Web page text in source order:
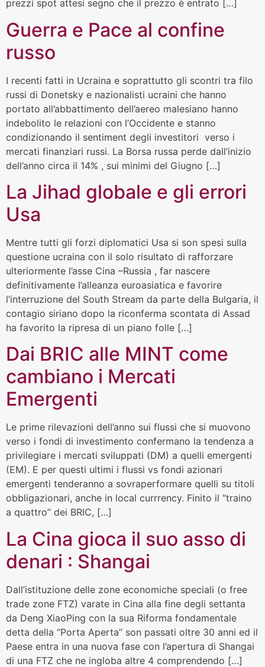
prezzi spot attesi segno che il prezzo è entrato […]
Guerra e Pace al confine
russo
I recenti fatti in Ucraina e soprattutto gli scontri tra filo
russi di Donetsky e nazionalisti ucraini che hanno
portato all’abbattimento dell’aereo malesiano hanno
indebolito le relazioni con l’Occidente e stanno
condizionando il sentiment degli investitori verso i
mercati finanziari russi. La Borsa russa perde dall’inizio
dell’anno circa il 14% , sui minimi del Giugno […]
La Jihad globale e gli errori
Usa
Mentre tutti gli forzi diplomatici Usa si son spesi sulla
questione ucraina con il solo risultato di rafforzare
ulteriormente l’asse Cina –Russia , far nascere
definitivamente l’alleanza euroasiatica e favorire
l’interruzione del South Stream da parte della Bulgaria, il
contagio siriano dopo la riconferma scontata di Assad
ha favorito la ripresa di un piano folle […]
Dai BRIC alle MINT come
cambiano i Mercati
Emergenti
Le prime rilevazioni dell’anno sui flussi che si muovono
verso i fondi di investimento confermano la tendenza a
privilegiare i mercati sviluppati (DM) a quelli emergenti
(EM). E per questi ultimi i flussi vs fondi azionari
emergenti tenderanno a sovraperformare quelli su titoli
obbligazionari, anche in local currrency. Finito il “traino
a quattro” dei BRIC, […]
La Cina gioca il suo asso di
denari : Shangai
Dall’istituzione delle zone economiche speciali (o free
trade zone FTZ) varate in Cina alla fine degli settanta
da Deng XiaoPing con la sua Riforma fondamentale
detta della “Porta Aperta” son passati oltre 30 anni ed il
Paese entra in una nuova fase con l’apertura di Shangai
di una FTZ che ne ingloba altre 4 comprendendo […]